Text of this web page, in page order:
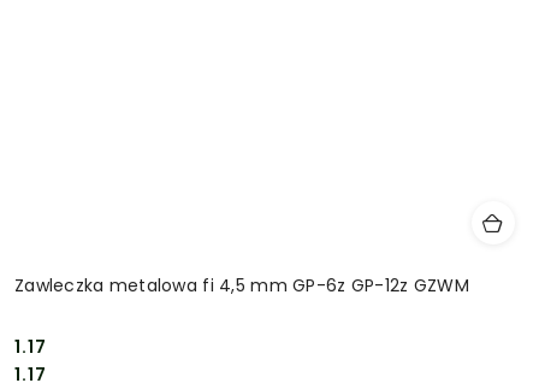
Zawleczka metalowa fi 4,5 mm GP-6z GP-12z GZWM
Cena:
1.17
Cena:
1.17